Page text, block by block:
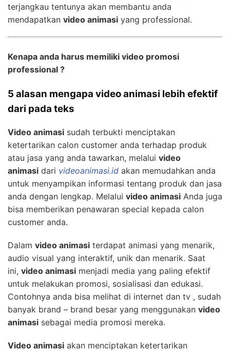
terjangkau tentunya akan membantu anda
mendapatkan video animasi yang professional.
Kenapa anda harus memiliki video promosi
professional ?
5 alasan mengapa video animasi lebih efektif
dari pada teks
Video animasi sudah terbukti menciptakan
ketertarikan calon customer anda terhadap produk
atau jasa yang anda tawarkan, melalui video
animasi dari videoanimasi.id akan memudahkan anda
untuk menyampikan informasi tentang produk dan jasa
anda dengan lengkap. Melalui video animasi Anda juga
bisa memberikan penawaran special kepada calon
customer anda.
Dalam video animasi terdapat animasi yang menarik,
audio visual yang interaktif, unik dan menarik. Saat
ini, video animasi menjadi media yang paling efektif
untuk melakukan promosi, sosialisasi dan edukasi.
Contohnya anda bisa melihat di internet dan tv , sudah
banyak brand – brand besar yang menggunakan video
animasi sebagai media promosi mereka.
Video animasi akan menciptakan ketertarikan